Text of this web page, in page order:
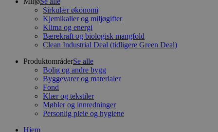
Sirkulær økonomi
Kjemikalier og miljøgifter
Klima og energi
Bærekraft og biologisk mangfold
Clean Industrial Deal (tidligere Green Deal)
ProduktområderSe alle
Bolig og andre bygg
Byggevarer og materialer
Fond
Klær og tekstiler
Møbler og innredninger
Personlig pleie og hygiene
Hjem